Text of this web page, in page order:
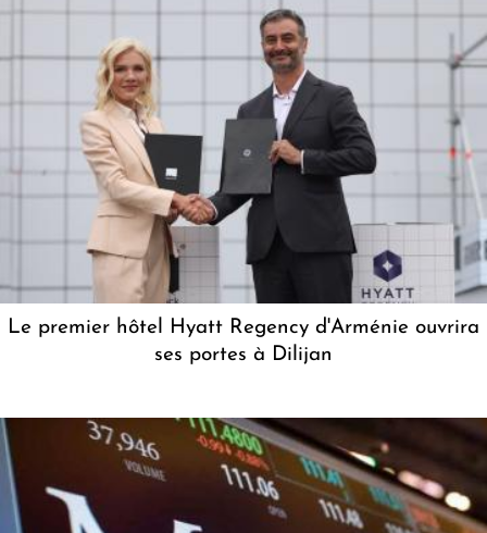
Le premier hôtel Hyatt Regency d'Arménie ouvrira
ses portes à Dilijan